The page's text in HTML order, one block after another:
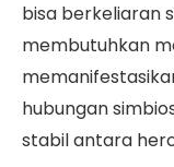
bisa berkeliaran
membutuhkan
hubungan
stabil antara